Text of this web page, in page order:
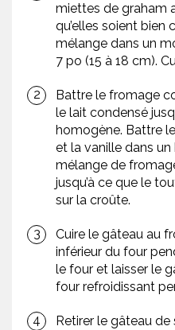
miettes de graham
qu’elles soient bien
mélange dans un
7 po (15 à 18 cm).
Battre le fromage
le lait condensé
homogène. Battre
et la vanille dans
mélange de
jusqu’à ce que le
sur la croûte.
Cuire le gâteau au
inférieur du four
le four et laisser le
four refroidissant
Retirer le gâteau de